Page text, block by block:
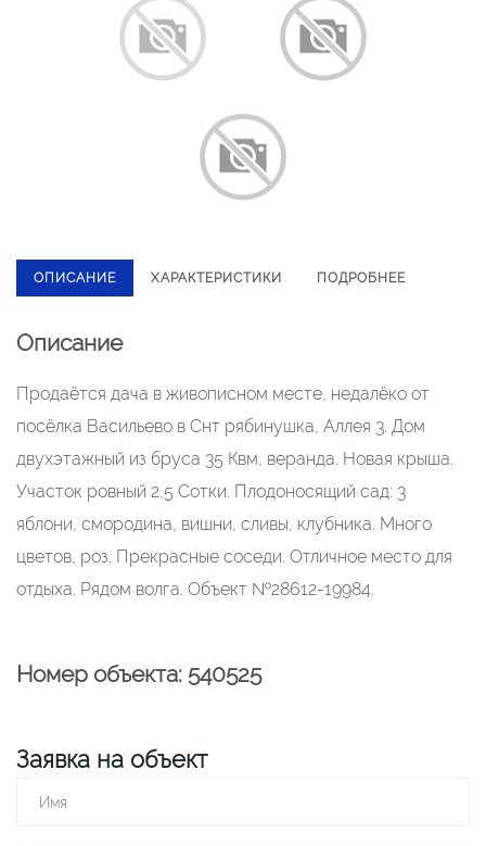
ОПИСАНИЕ ХАРАКТЕРИСТИКИ ПОДРОБНЕЕ
Описание
Продаётся дача в живописном месте, недалёко от
посёлка Васильево в Снт рябинушка, Аллея 3. Дом
двухэтажный из бруса 35 Квм, веранда. Новая крыша.
Участок ровный 2,5 Сотки. Плодоносящий сад: 3
яблони, смородина, вишни, сливы, клубника. Много
цветов, роз. Прекрасные соседи. Отличное место для
отдыха. Рядом волга. Объект №28612-19984.
Номер объекта: 540525
Заявка на объект